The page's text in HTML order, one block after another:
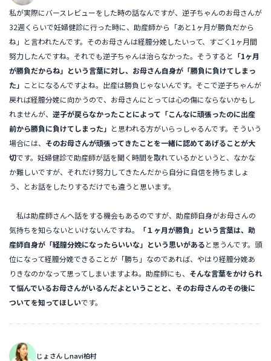
私が実際にバースレビューをした時の話なんですが、逆子ちゃんのお母さんが
32週くらいで妊婦健診に行った時に、助産師から「あと1ヶ月が勝負だから
ね」と言われたんです。そのお母さんは経膣分娩したいって、すごく1ヶ月間
努力したんですね。それでも逆子ちゃんは治らなかった。そうすると 「1ヶ月
が勝負だからね」という言葉に対し、お母さん自身が「勝負に負けてしまっ
た」 ことになるんですよね。出産は勝負じゃないんです。そこで逆子ちゃんが
戻れば経膣分娩に向かうので、お母さんにとっては心の傷にならないかもし
れませんが、 逆子が戻らなかったことによって「こんなに頑張ったのに出産
前から勝負に負けてしまった」 と思われる方がいらっしゃるんです。そういう
場合には、 そのお母さんが頑張ってきたことを一緒に認めてあげることが大
切です。妊婦健診で助産師が話を聞く時間を取れているかというと、なかな
か難しいですが、それだけ努力してきたんだから自分に自信を持ちましょ
う、とお話をしたりするだけでも違うと思います。
私は助産師さんへ話をする機会もあるのですが、助産師自身がお母さんの
気持ちを知らないといけないんですね。
「１ヶ月が勝負」という言葉は、助
産師自身が「経膣分娩になったらいいな」という思いがあると思うんです。頭
位になって経膣分娩できることが「勝ち」なのであれば、やはり経膣分娩あ
りきなのかなって思ってしまいますよね。助産師にも、 そんな言葉をかけられ
て悩んでいるお母さんがいるんだよということと、そのお母さんのその後に
ついてを知ってほしいです。
じょさんしnavi柏村